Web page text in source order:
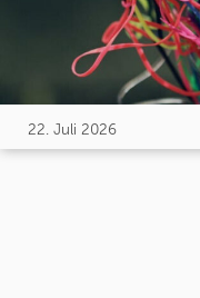
22. Juli 2026